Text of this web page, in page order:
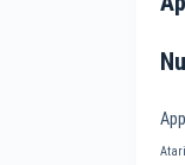
Atari